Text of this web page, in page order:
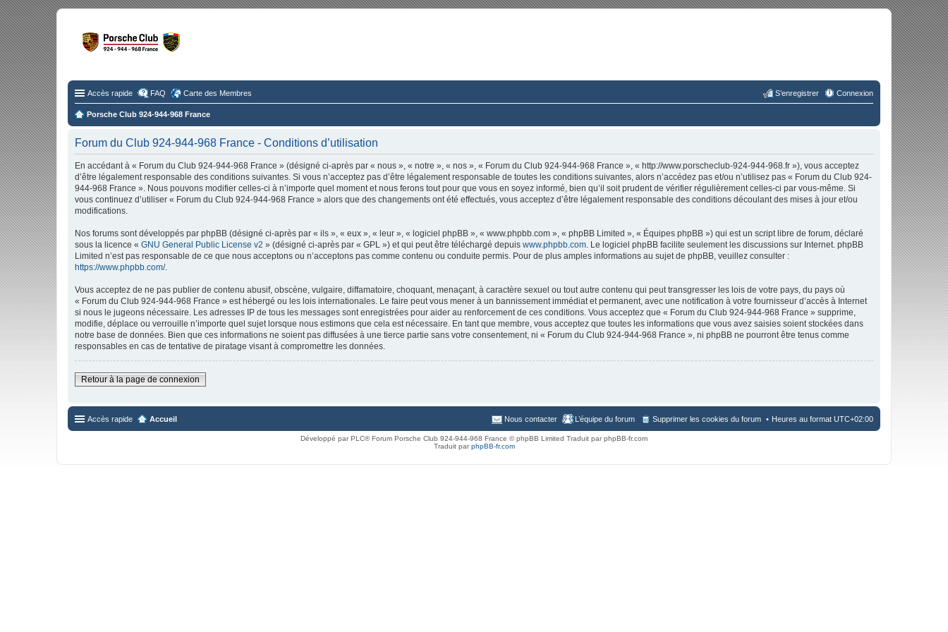
Accès rapide FAQ Carte des Membres Connexion
S’enregistrer
Porsche Club 924-944-968 France
Forum du Club 924-944-968 France - Conditions d’utilisation
En accédant à « Forum du Club 924-944-968 France » (désigné ci-après par « nous », « notre », « nos », « Forum du Club 924-944-968 France », « http://www.porscheclub-924-944-968.fr »), vous acceptez
d’être légalement responsable des conditions suivantes. Si vous n’acceptez pas d’être légalement responsable de toutes les conditions suivantes, alors n’accédez pas et/ou n’utilisez pas « Forum du Club 924-
944-968 France ». Nous pouvons modifier celles-ci à n’importe quel moment et nous ferons tout pour que vous en soyez informé, bien qu’il soit prudent de vérifier régulièrement celles-ci par vous-même. Si
vous continuez d’utiliser « Forum du Club 924-944-968 France » alors que des changements ont été effectués, vous acceptez d’être légalement responsable des conditions découlant des mises à jour et/ou
modifications.
Nos forums sont développés par phpBB (désigné ci-après par « ils », « eux », « leur », « logiciel phpBB », « www.phpbb.com », « phpBB Limited », « Équipes phpBB ») qui est un script libre de forum, déclaré
sous la licence « GNU General Public License v2 » (désigné ci-après par « GPL ») et qui peut être téléchargé depuis www.phpbb.com. Le logiciel phpBB facilite seulement les discussions sur Internet. phpBB
Limited n’est pas responsable de ce que nous acceptons ou n’acceptons pas comme contenu ou conduite permis. Pour de plus amples informations au sujet de phpBB, veuillez consulter :
https://www.phpbb.com/.
Vous acceptez de ne pas publier de contenu abusif, obscène, vulgaire, diffamatoire, choquant, menaçant, à caractère sexuel ou tout autre contenu qui peut transgresser les lois de votre pays, du pays où
« Forum du Club 924-944-968 France » est hébergé ou les lois internationales. Le faire peut vous mener à un bannissement immédiat et permanent, avec une notification à votre fournisseur d’accès à Internet
si nous le jugeons nécessaire. Les adresses IP de tous les messages sont enregistrées pour aider au renforcement de ces conditions. Vous acceptez que « Forum du Club 924-944-968 France » supprime,
modifie, déplace ou verrouille n’importe quel sujet lorsque nous estimons que cela est nécessaire. En tant que membre, vous acceptez que toutes les informations que vous avez saisies soient stockées dans
notre base de données. Bien que ces informations ne soient pas diffusées à une tierce partie sans votre consentement, ni « Forum du Club 924-944-968 France », ni phpBB ne pourront être tenus comme
responsables en cas de tentative de piratage visant à compromettre les données.
Retour à la page de connexion
Accès rapide Accueil Heures au format UTC+02:00
Supprimer les cookies du forum
L’équipe du forum
Nous contacter
Développé par PLC® Forum Porsche Club 924-944-968 France © phpBB Limited Traduit par phpBB-fr.com
Traduit parphpBB-fr.com